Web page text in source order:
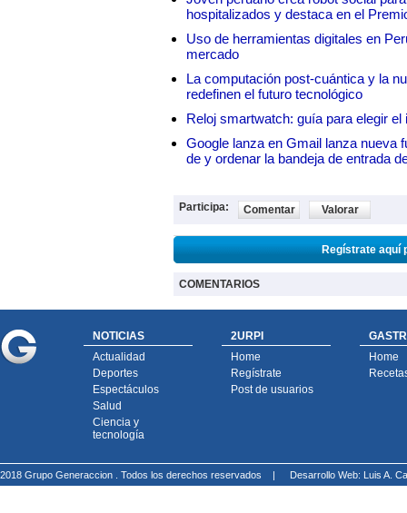
hospitalizados y destaca en el
Uso de herramientas digitales en
mercado
La computación post-cuántica y la
redefinen el futuro tecnológico
Reloj smartwatch: guía para elegir el
Google lanza en Gmail lanza nueva
de y ordenar la bandeja de entrada
Participa: Comentar Valorar
Regístrate aquí
COMENTARIOS
NOTICIAS
Actualidad
Deportes
Espectáculos
Salud
Ciencia y
tecnología
2URPI
Home
Regístrate
Post de usuarios
Home
2018 Grupo Generaccion . Todos los derechos reservados | Desarrollo Web: Luis